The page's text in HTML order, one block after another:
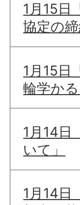
1月15日
協定の
1月15日
輪学か
1月14日
いて」
1月14日